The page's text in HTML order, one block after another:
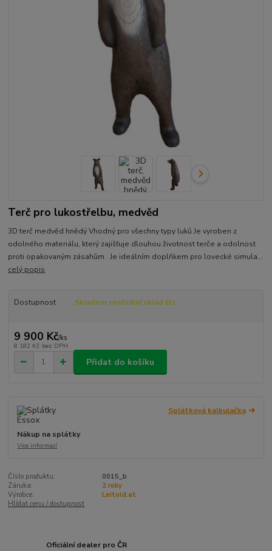
Terč pro lukostřelbu, medvěd
3D terč medvěd hnědý Vhodný pro všechny typy luků Je vyroben z
odolného materiálu, který zajišťuje dlouhou životnost terče a odolnost
proti opakovaným zásahům. Je ideálním doplňkem pro lovecké simula...
celý popis
Dostupnost Skladem centrální sklad EU
9 900 Kč/ks
8 182 Kč bez DPH
Přidat do košíku
Splátková kalkulačka
Nákup na splátky
Více informací
Číslo produktu:
0015_b
Záruka:
2 roky
Výrobce:
Leitold.at
Hlídat cenu / dostupnost
Oficiální dealer pro ČR